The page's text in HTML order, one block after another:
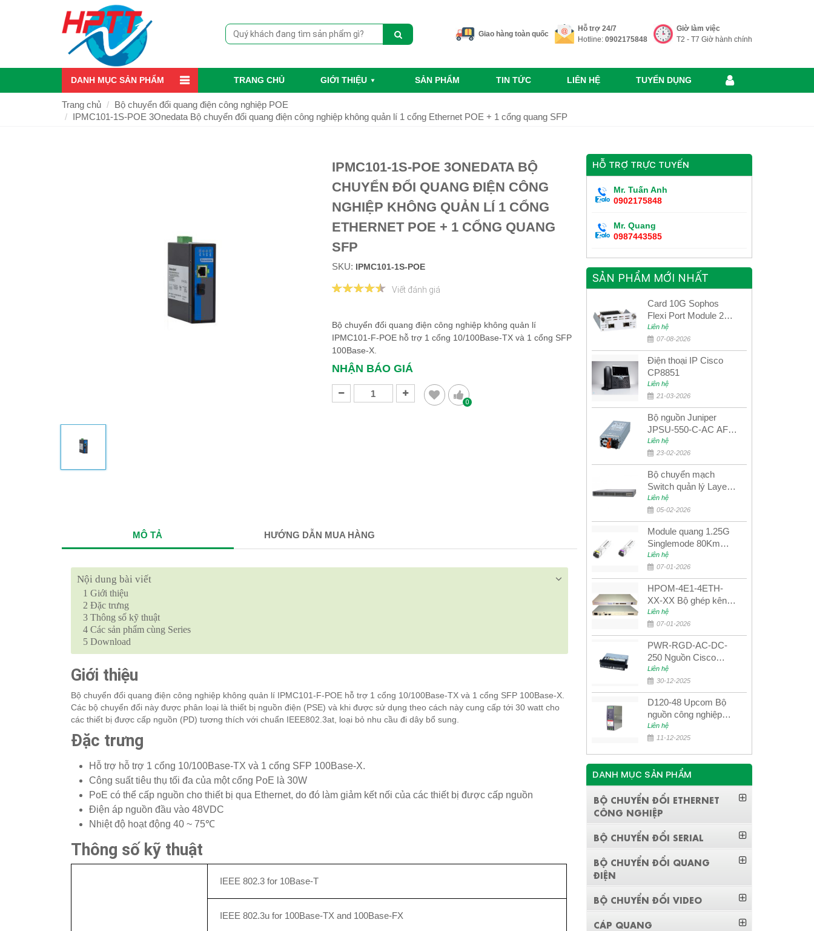
Giao hàng toàn quốc
Hỗ trợ 24/7
Hotline: 0902175848
Giờ làm việc
T2 - T7 Giờ hành chính
DANH MỤC SẢN PHẨM TRANG CHỦ GIỚI THIỆU SẢN PHẨM TIN TỨC LIÊN HỆ TUYỂN DỤNG
Trang chủ
Bộ chuyển đổi quang điện công nghiệp POE
IPMC101-1S-POE 3Onedata Bộ chuyển đổi quang điện công nghiệp không quản lí 1 cổng Ethernet POE + 1 cổng quang SFP
IPMC101-1S-POE 3ONEDATA BỘ
CHUYỂN ĐỔI QUANG ĐIỆN CÔNG
NGHIỆP KHÔNG QUẢN LÍ 1 CỔNG
ETHERNET POE + 1 CỔNG QUANG
SFP
SKU: IPMC101-1S-POE
Viết đánh giá
Bộ chuyển đổi quang điện công nghiệp không quản lí
IPMC101-F-POE hỗ trợ 1 cổng 10/100Base-TX và 1 cổng SFP
100Base-X.
NHẬN BÁO GIÁ
0
MÔ TẢ HƯỚNG DẪN MUA HÀNG
Nội dung bài viết
1 Giới thiệu
2 Đặc trưng
3 Thông số kỹ thuật
4 Các sản phẩm cùng Series
5 Download
Giới thiệu
Bộ chuyển đổi quang điện công nghiệp không quản lí IPMC101-F-POE hỗ trợ 1 cổng 10/100Base-TX và 1 cổng SFP 100Base-X.
Các bộ chuyển đổi này được phân loại là thiết bị nguồn điện (PSE) và khi được sử dụng theo cách này cung cấp tới 30 watt cho
các thiết bị được cấp nguồn (PD) tương thích với chuẩn IEEE802.3at, loại bỏ nhu cầu đi dây bổ sung.
Đặc trưng
Hỗ trợ hỗ trợ 1 cổng 10/100Base-TX và 1 cổng SFP 100Base-X.
Công suất tiêu thụ tối đa của một cổng PoE là 30W
PoE có thể cấp nguồn cho thiết bị qua Ethernet, do đó làm giảm kết nối của các thiết bị được cấp nguồn
Điện áp nguồn đầu vào 48VDC
Nhiệt độ hoạt động 40 ~ 75℃
Thông số kỹ thuật
IEEE 802.3 for 10Base-T
IEEE 802.3u for 100Base-TX and 100Base-FX
HỖ TRỢ TRỰC TUYẾN
Mr. Tuấn Anh
0902175848
Mr. Quang
0987443585
SẢN PHẨM MỚI NHẤT
Card 10G Sophos
Flexi Port Module 2
port 10GbE SFP+
SGMOD2F2PUR
2port 10GbE SFP+
Liên hệ
07-08-2026
Điện thoại IP Cisco
CP8851
Liên hệ
21-03-2026
Bộ nguồn Juniper
JPSU-550-C-AC AFO
nguồn AC công suất
550W dùng cho dòng
switch Juniper
Networks EX4400
Liên hệ
23-02-2026
Bộ chuyển mạch
Switch quản lý Layer 3
Juniper QFX5100-48S
Liên hệ
05-02-2026
Module quang 1.25G
Singlemode 80Km
UPCOM MWS-12-45-
80AD/MWS-12-54-
80BD
Liên hệ
07-01-2026
HPOM-4E1-4ETH-
XX-XX Bộ ghép kênh
quang quản lý SDH
4E1+4ETH+RS232
Liên hệ
07-01-2026
PWR-RGD-AC-DC-
250 Nguồn Cisco
Industrial 250W
PoE/PoE+
Liên hệ
30-12-2025
D120-48 Upcom Bộ
nguồn công nghiệp
đầu ra đơn 120W
48VDC
Liên hệ
11-12-2025
DANH MỤC SẢN PHẨM
BỘ CHUYỂN ĐỔI ETHERNET
CÔNG NGHIỆP
BỘ CHUYỂN ĐỔI SERIAL
BỘ CHUYỂN ĐỔI QUANG
ĐIỆN
BỘ CHUYỂN ĐỔI VIDEO
CÁP QUANG